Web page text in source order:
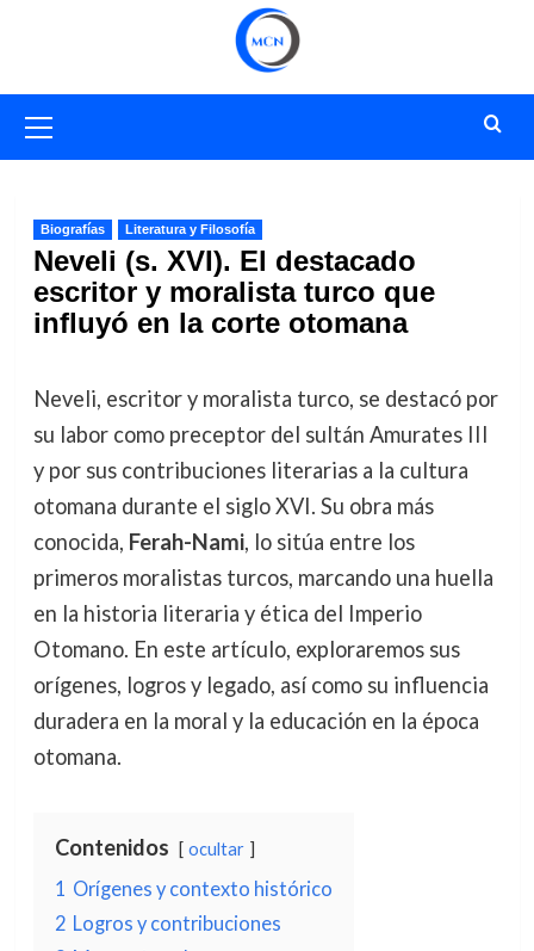
primario
Biografías Literatura y Filosofía
Neveli (s. XVI). El destacado
escritor y moralista turco que
influyó en la corte otomana
Neveli, escritor y moralista turco, se destacó por
su labor como preceptor del sultán Amurates III
y por sus contribuciones literarias a la cultura
otomana durante el siglo XVI. Su obra más
conocida, Ferah-Nami, lo sitúa entre los
primeros moralistas turcos, marcando una huella
en la historia literaria y ética del Imperio
Otomano. En este artículo, exploraremos sus
orígenes, logros y legado, así como su influencia
duradera en la moral y la educación en la época
otomana.
Contenidos ocultar
1 Orígenes y contexto histórico
2 Logros y contribuciones